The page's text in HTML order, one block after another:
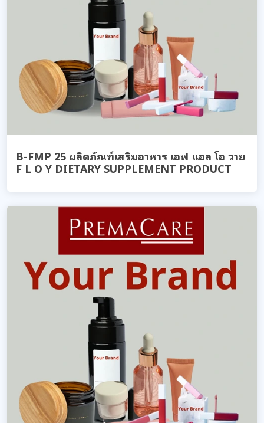
B-FMP 25 ผลิตภัณฑ์เสริมอาหาร เอฟ แอล โอ วาย
F L O Y DIETARY SUPPLEMENT PRODUCT